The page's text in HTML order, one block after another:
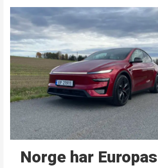
Norge har Europas